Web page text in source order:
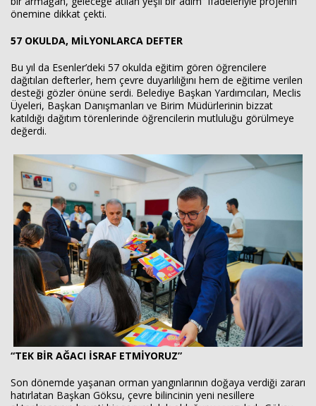
önemine dikkat çekti.
57 OKULDA, MİLYONLARCA DEFTER
Bu yıl da Esenler’deki 57 okulda eğitim gören öğrencilere
dağıtılan defterler, hem çevre duyarlılığını hem de eğitime verilen
desteği gözler önüne serdi. Belediye Başkan Yardımcıları, Meclis
Üyeleri, Başkan Danışmanları ve Birim Müdürlerinin bizzat
katıldığı dağıtım törenlerinde öğrencilerin mutluluğu görülmeye
değerdi.
“TEK BİR AĞACI İSRAF ETMİYORUZ”
Son dönemde yaşanan orman yangınlarının doğaya verdiği zararı
hatırlatan Başkan Göksu, çevre bilincinin yeni nesillere